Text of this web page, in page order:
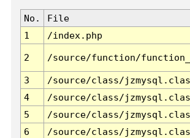
No. File
1
/index.php
2 /source/function/
3 /source/class/
4
/source/class/
5
/source/class/
6
/source/class/